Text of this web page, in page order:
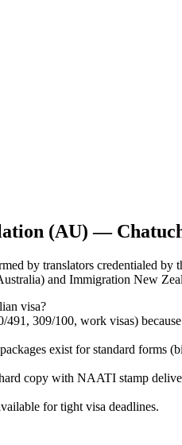
(AU) —
by translators credentialed
and Immigration New
visa?
309/100, work visas)
exist for standard forms
copy with NAATI stamp
for tight visa deadlines.